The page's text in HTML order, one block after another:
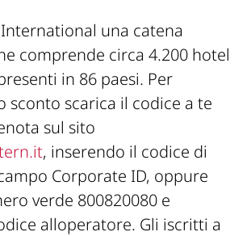
una catena
comprende circa 4.200 hotel
in 86 paesi. Per
sconto scarica il codice a te
sul sito
, inserendo il codice di
Corporate ID, oppure
verde 800820080 e
alloperatore. Gli iscritti a